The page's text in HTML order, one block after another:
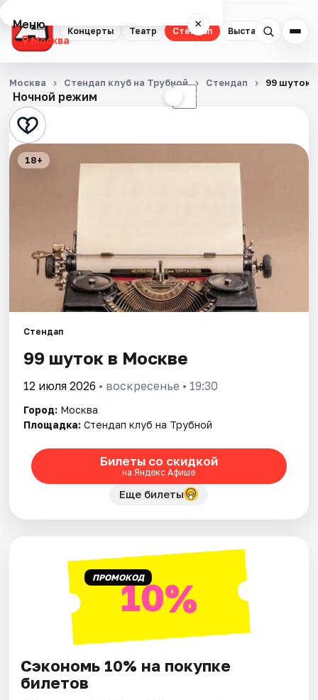
Концерты Театр Стендап Выставки
Меню ×
Москва
Концерты
Театр
Стендап
Экскурсии
Спорт
События
Города
Площадки
Артисты
Рейтинги
Ночной режим ☾
Москва Стендап клуб на Трубной Стендап 99 шуток
18+
Стендап
99 шуток в Москве
12 июля 2026 • воскресенье • 19:30
Город: Москва
Площадка: Стендап клуб на Трубной
Билеты со скидкой
на Яндекс Афише
Еще билеты
ПРОМОКОД10%
Сэкономь 10% на покупке
билетов